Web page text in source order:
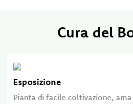
Cura del
Esposizione
Pianta di facile coltivazione,